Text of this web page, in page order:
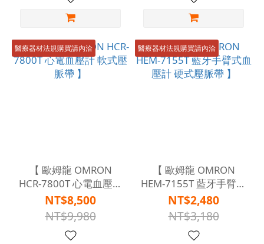
醫療器材法規購買請內洽
【 歐姆龍 OMRON
HCR-7800T 心電血壓計
軟式壓脈帶 】
NT$8,500
NT$9,980
醫療器材法規購買請內洽
【 歐姆龍 OMRON
HEM-7155T 藍牙手臂式
血壓計 硬式壓脈帶 】
NT$2,480
NT$3,180